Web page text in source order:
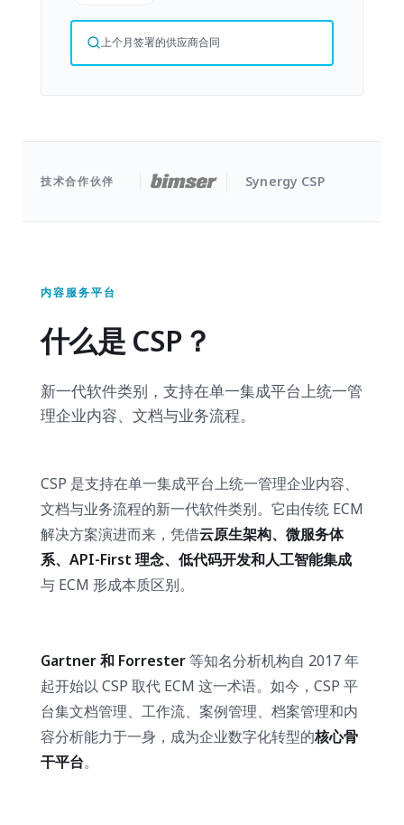
上个月签署的供应商合同
技术合作伙伴 Synergy CSP
内容服务平台
什么是 CSP？
新一代软件类别，支持在单一集成平台上统一管
理企业内容、文档与业务流程。
CSP 是支持在单一集成平台上统一管理企业内容、
文档与业务流程的新一代软件类别。它由传统 ECM
解决方案演进而来，凭借云原生架构、微服务体
系、API-First 理念、低代码开发和人工智能集成
与 ECM 形成本质区别。
Gartner 和 Forrester 等知名分析机构自 2017 年
起开始以 CSP 取代 ECM 这一术语。如今，CSP 平
台集文档管理、工作流、案例管理、档案管理和内
容分析能力于一身，成为企业数字化转型的核心骨
干平台。